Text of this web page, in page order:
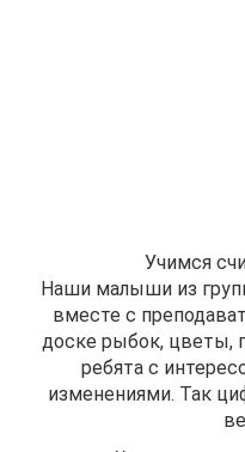
Учимся
Наши малыши из
вместе с
доске рыбок, цветы,
ребята с
изменениями. Так